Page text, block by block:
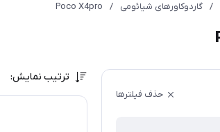
/ گاردوکاورهای شیائومی /
Poco X4pro
حذف فیلترها
ترتیب نمایش: